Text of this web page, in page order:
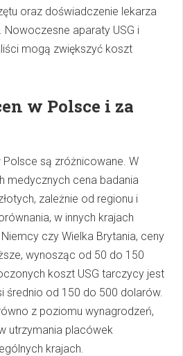
oraz doświadczenie lekarza
aparaty USG i
mogą zwiększyć koszt
w Polsce i za
są zróżnicowane. W
medycznych cena badania
zależnie od regionu i
w innych krajach
czy Wielka Brytania, ceny
wynosząc od 50 do 150
koszt USG tarczycy jest
średnio od 150 do 500 dolarów.
z poziomu wynagrodzeń,
utrzymania placówek
krajach.